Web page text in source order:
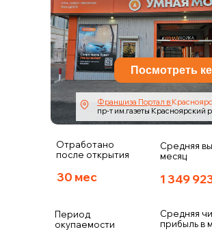
Франшиза Портал в
пр-т им.газеты Красноярский
Посмотреть
30 мес
Отработано
после открытия
Период
окупаемости
1 349
Средняя
прибыль в
Средняя
месяц